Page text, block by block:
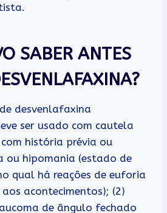
SABER ANTES
desvenlafaxina
ser usado com cautela
história prévia ou
ou hipomania (estado de
qual há reações de euforia
acontecimentos); (2)
de ângulo fechado